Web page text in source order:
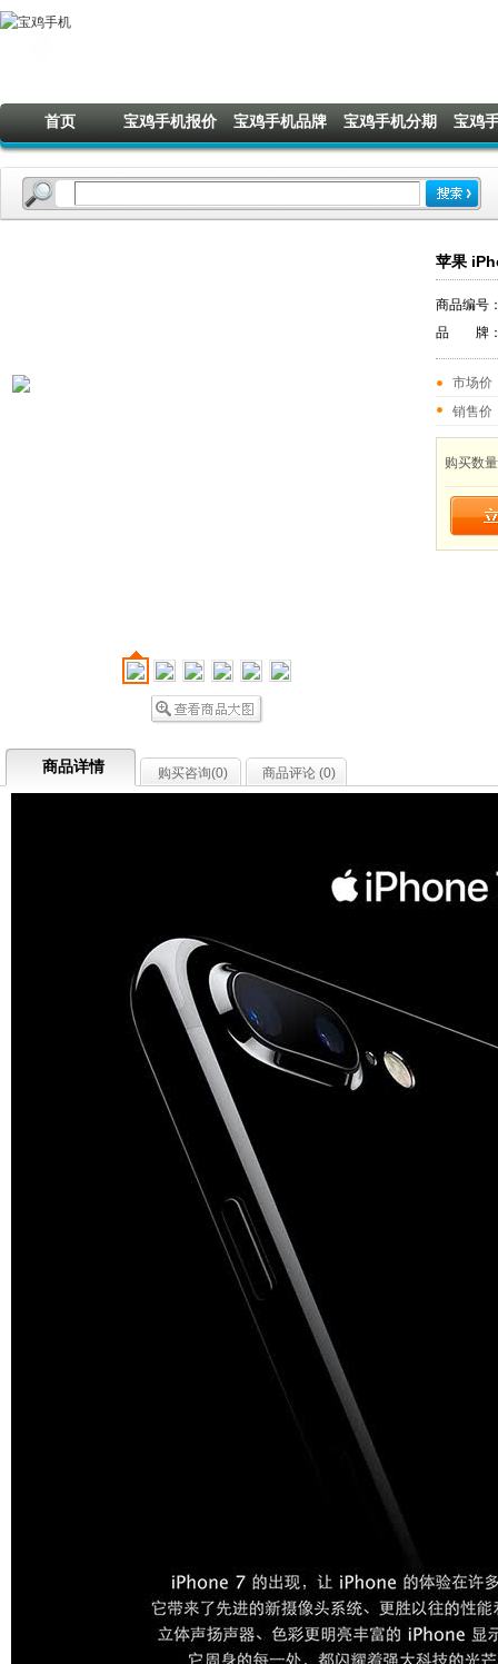
首页 宝鸡手机报价 宝鸡手机品牌 宝鸡手机分期 宝鸡
苹果
商品编号
品 牌
市场价
销售价
购买数
商品详情 购买咨询(0) 商品评论 (0)